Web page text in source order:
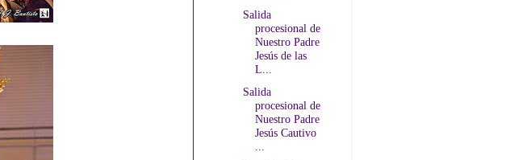
Salida
procesional de
Nuestro Padre
Jesús de las
L...
Salida
procesional de
Nuestro Padre
Jesús Cautivo